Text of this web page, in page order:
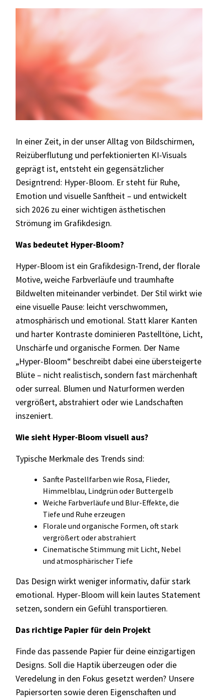
In einer Zeit, in der unser Alltag von Bildschirmen,
Reizüberflutung und perfektionierten KI-Visuals
geprägt ist, entsteht ein gegensätzlicher
Designtrend: Hyper-Bloom. Er steht für Ruhe,
Emotion und visuelle Sanftheit – und entwickelt
sich 2026 zu einer wichtigen ästhetischen
Strömung im Grafikdesign.
Was bedeutet Hyper-Bloom?
Hyper-Bloom ist ein Grafikdesign-Trend, der florale
Motive, weiche Farbverläufe und traumhafte
Bildwelten miteinander verbindet. Der Stil wirkt wie
eine visuelle Pause: leicht verschwommen,
atmosphärisch und emotional. Statt klarer Kanten
und harter Kontraste dominieren Pastelltöne, Licht,
Unschärfe und organische Formen. Der Name
„Hyper-Bloom“ beschreibt dabei eine übersteigerte
Blüte – nicht realistisch, sondern fast märchenhaft
oder surreal. Blumen und Naturformen werden
vergrößert, abstrahiert oder wie Landschaften
inszeniert.
Wie sieht Hyper-Bloom visuell aus?
Typische Merkmale des Trends sind:
Sanfte Pastellfarben wie Rosa, Flieder,
Himmelblau, Lindgrün oder Buttergelb
Weiche Farbverläufe und Blur-Effekte, die
Tiefe und Ruhe erzeugen
Florale und organische Formen, oft stark
vergrößert oder abstrahiert
Cinematische Stimmung mit Licht, Nebel
und atmosphärischer Tiefe
Das Design wirkt weniger informativ, dafür stark
emotional. Hyper-Bloom will kein lautes Statement
setzen, sondern ein Gefühl transportieren.
Das richtige Papier für dein Projekt
Finde das passende Papier für deine einzigartigen
Designs. Soll die Haptik überzeugen oder die
Veredelung in den Fokus gesetzt werden? Unsere
Papiersorten sowie deren Eigenschaften und